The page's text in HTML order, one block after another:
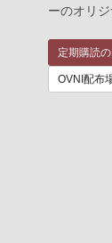
ーのオリ
定期購読
OVNI配布